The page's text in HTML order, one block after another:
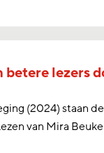
lezers
(2024) staan
van Mira